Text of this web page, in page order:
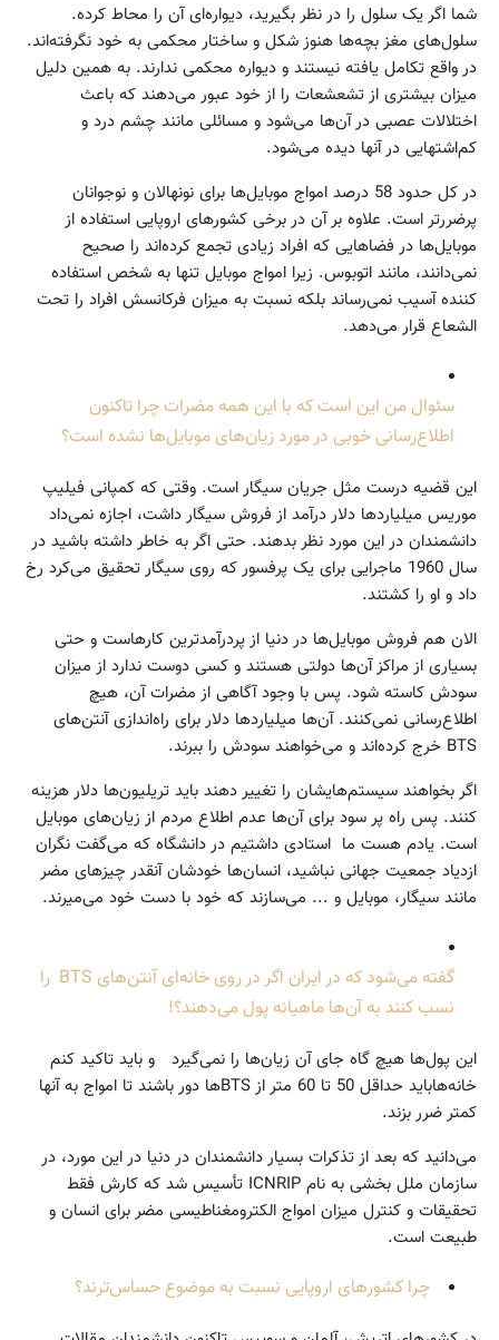
شما اگر یک سلول را در نظر بگیرید، دیواره‌ای آن را محاط کرده.
سلول‌های مغز بچه‌ها هنوز شکل و ساختار محکمی به خود نگرفته‌اند.
در واقع تکامل یافته نیستند و دیواره محکمی ندارند. به همین دلیل
میزان بیشتری از تشعشعات را از خود عبور می‌دهند که باعث
اختلالات عصبی در آن‌ها می‌شود و مسائلی مانند چشم درد و
کم‌اشتهایی در آنها دیده می‌شود.
در کل حدود 58 درصد امواج موبایل‌ها برای نونهالان و نوجوانان
پرضررتر است. علاوه بر آن در برخی کشورهای اروپایی استفاده از
موبایل‌ها در فضاهایی که افراد زیادی تجمع کرده‌اند را صحیح
نمی‌دانند، مانند اتوبوس. زیرا امواج موبایل تنها به شخص استفاده
کننده آسیب نمی‌رساند بلکه نسبت به میزان فرکانسش افراد را تحت
الشعاع قرار می‌دهد.
سئوال من این است که با این همه مضرات چرا تاکنون
اطلاع‌رسانی خوبی در مورد زیان‌های موبایل‌ها نشده است؟
این قضیه درست مثل جریان سیگار است. وقتی که کمپانی فیلیپ
موریس میلیاردها دلار درآمد از فروش سیگار داشت، اجازه نمی‌داد
دانشمندان در این مورد نظر بدهند. حتی اگر به خاطر داشته باشید در
سال 1960 ماجرایی برای یک پرفسور که روی سیگار تحقیق می‌کرد رخ
داد و او را کشتند.
الان هم فروش موبایل‌ها در دنیا از پردرآمدترین کارهاست و حتی
بسیاری از مراکز آن‌ها دولتی هستند و کسی دوست ندارد از میزان
سودش کاسته شود. پس با وجود آگاهی از مضرات آن، هیچ
اطلاع‌رسانی نمی‌کنند. آن‌ها میلیاردها دلار برای راه‌اندازی آنتن‌های
BTS خرج کرده‌اند و می‌خواهند سودش را ببرند.
اگر بخواهند سیستم‌هایشان را تغییر دهند باید تریلیون‌ها دلار هزینه
کنند. پس راه پر سود برای آن‌ها عدم اطلاع مردم از زیان‌های موبایل
است. یادم هست ما استادی داشتیم در دانشگاه که می‌گفت نگران
ازدیاد جمعیت جهانی نباشید، انسان‌ها خودشان آنقدر چیزهای مضر
مانند سیگار، موبایل و ... می‌سازند که خود با دست خود می‌میرند.
گفته می‌شود که در ایران اگر در روی خانه‌ای آنتن‌های BTS را
نسب کنند به آن‌ها ماهیانه پول می‌دهند؟!
این پول‌ها هیچ گاه جای آن زیان‌ها را نمی‌گیرد و باید تاکید کنم
خانه‌هاباید حداقل 50 تا 60 متر از BTS‌ها دور باشند تا امواج به آنها
کمتر ضرر بزند.
می‌دانید که بعد از تذکرات بسیار دانشمندان در دنیا در این مورد، در
سازمان ملل بخشی به نام ICNRIP تأسیس شد که کارش فقط
تحقیقات و کنترل میزان امواج الکترومغناطیسی مضر برای انسان و
طبیعت است.
چرا کشورهای اروپایی نسبت به موضوع حساس‌ترند؟